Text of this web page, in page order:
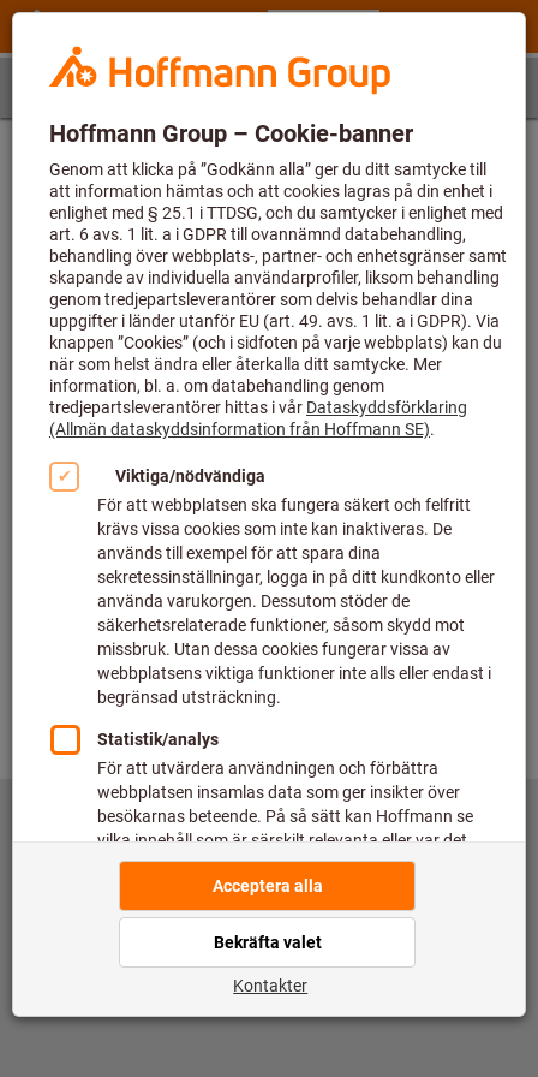
Steg 1 Artikel
Artikelbestämning
Ange först artikelnumret och välj sedan en storlek
Artikelnummer (6 tecken)
Storlek
Välj...
Värdet för parametern saknas eller är tomt.
Kontrollera
Tillbaka
copyright by Hoffmann SE
toolscout@hoffmann-group.com
Användningsvillkor